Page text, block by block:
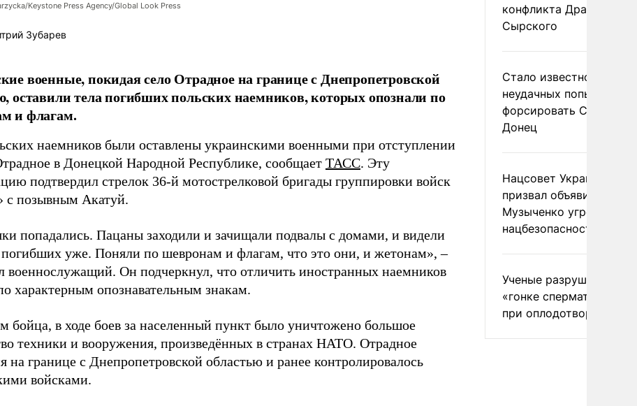
Keystone Press Agency/Global Look Press
Зубарев
военные, покидая село Отрадное на границе с Днепропетровской
оставили тела погибших польских наемников, которых опознали по
и флагам.
наемников были оставлены украинскими военными при отступлении
в Донецкой Народной Республике, сообщает ТАСС. Эту
подтвердил стрелок 36-й мотострелковой бригады группировки войск
с позывным Акатуй.
попадались. Пацаны заходили и зачищали подвалы с домами, и видели
погибших уже. Поняли по шевронам и флагам, что это они, и жетонам», –
военнослужащий. Он подчеркнул, что отличить иностранных наемников
характерным опознавательным знакам.
бойца, в ходе боев за населенный пункт было уничтожено большое
техники и вооружения, произведённых в странах НАТО. Отрадное
на границе с Днепропетровской областью и ранее контролировалось
войсками.
конфликта Драпатого и
Сырского
Стало известно о
неудачных попытках
форсировать
Донец
Нацсовет Украины по
призвал объявить
Музыченко угрозой
нацбезопасности
Ученые разрушили миф
«гонке
при оплодотворении